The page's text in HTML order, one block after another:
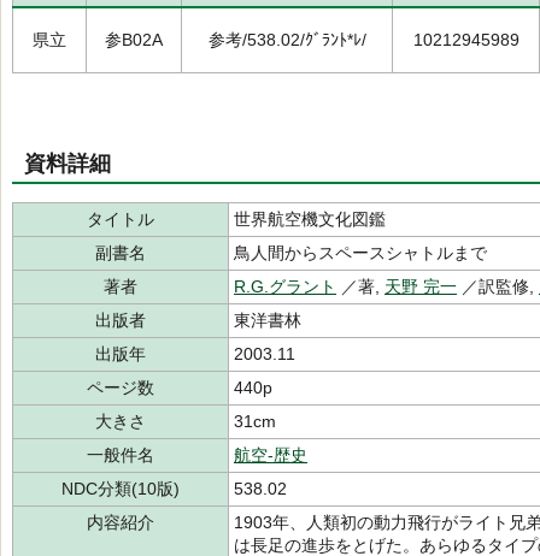
県立 参B02A 参考/538.02/ｸﾞﾗﾝﾄ*ﾚ/ 10212945989
資料詳細
タイトル
世界航空機文化図鑑
副書名
鳥人間からスペースシャトルまで
著者
R.G.グラント ／著, 天野 完一 ／訳監修,
出版者
東洋書林
出版年
2003.11
ページ数
440p
大きさ
31cm
一般件名
航空-歴史
NDC分類(10版)
538.02
内容紹介
1903年、人類初の動力飛行がライト兄
は長足の進歩をとげた。あらゆるタイ